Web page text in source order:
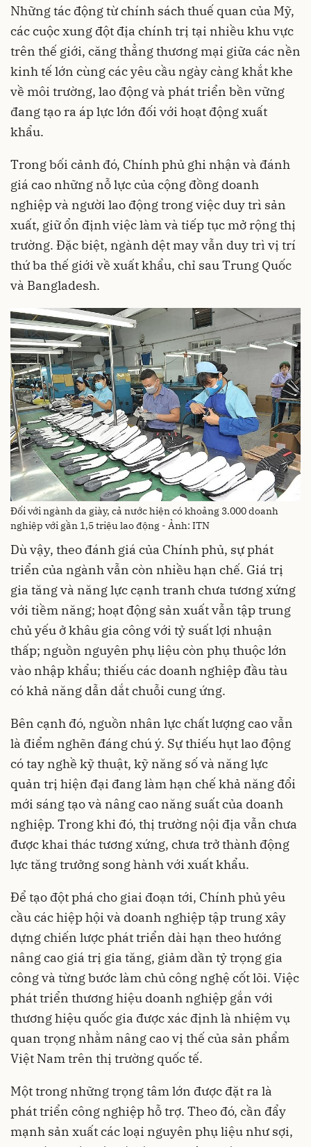
Những tác động từ chính sách thuế quan của Mỹ,
các cuộc xung đột địa chính trị tại nhiều khu vực
trên thế giới, căng thẳng thương mại giữa các nền
kinh tế lớn cùng các yêu cầu ngày càng khắt khe
về môi trường, lao động và phát triển bền vững
đang tạo ra áp lực lớn đối với hoạt động xuất
khẩu.
Trong bối cảnh đó, Chính phủ ghi nhận và đánh
giá cao những nỗ lực của cộng đồng doanh
nghiệp và người lao động trong việc duy trì sản
xuất, giữ ổn định việc làm và tiếp tục mở rộng thị
trường. Đặc biệt, ngành dệt may vẫn duy trì vị trí
thứ ba thế giới về xuất khẩu, chỉ sau Trung Quốc
và Bangladesh.
Đối với ngành da giày, cả nước hiện có khoảng 3.000 doanh
nghiệp với gần 1,5 triệu lao động - Ảnh: ITN
Dù vậy, theo đánh giá của Chính phủ, sự phát
triển của ngành vẫn còn nhiều hạn chế. Giá trị
gia tăng và năng lực cạnh tranh chưa tương xứng
với tiềm năng; hoạt động sản xuất vẫn tập trung
chủ yếu ở khâu gia công với tỷ suất lợi nhuận
thấp; nguồn nguyên phụ liệu còn phụ thuộc lớn
vào nhập khẩu; thiếu các doanh nghiệp đầu tàu
có khả năng dẫn dắt chuỗi cung ứng.
Bên cạnh đó, nguồn nhân lực chất lượng cao vẫn
là điểm nghẽn đáng chú ý. Sự thiếu hụt lao động
có tay nghề kỹ thuật, kỹ năng số và năng lực
quản trị hiện đại đang làm hạn chế khả năng đổi
mới sáng tạo và nâng cao năng suất của doanh
nghiệp. Trong khi đó, thị trường nội địa vẫn chưa
được khai thác tương xứng, chưa trở thành động
lực tăng trưởng song hành với xuất khẩu.
Để tạo đột phá cho giai đoạn tới, Chính phủ yêu
cầu các hiệp hội và doanh nghiệp tập trung xây
dựng chiến lược phát triển dài hạn theo hướng
nâng cao giá trị gia tăng, giảm dần tỷ trọng gia
công và từng bước làm chủ công nghệ cốt lõi. Việc
phát triển thương hiệu doanh nghiệp gắn với
thương hiệu quốc gia được xác định là nhiệm vụ
quan trọng nhằm nâng cao vị thế của sản phẩm
Việt Nam trên thị trường quốc tế.
Một trong những trọng tâm lớn được đặt ra là
phát triển công nghiệp hỗ trợ. Theo đó, cần đẩy
mạnh sản xuất các loại nguyên phụ liệu như sợi,